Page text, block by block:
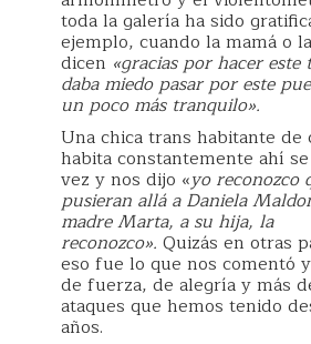
toda la galería ha sido
ejemplo, cuando la mamá o
dicen «gracias por hacer este
daba miedo pasar por este
un poco más tranquilo».
Una chica trans habitante de
habita constantemente ahí
vez y nos dijo «yo reconozco
pusieran allá a Daniela
madre Marta, a su hija, la
reconozco». Quizás en otras
eso fue lo que nos comentó
de fuerza, de alegría y más
ataques que hemos tenido
años.